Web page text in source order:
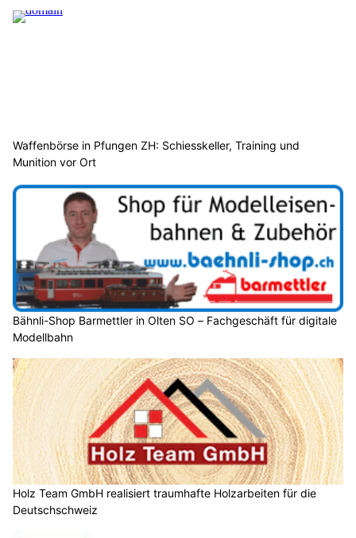
Waffenbörse in Pfungen ZH: Schiesskeller, Training und
Munition vor Ort
Bähnli-Shop Barmettler in Olten SO – Fachgeschäft für digitale
Modellbahn
Holz Team GmbH realisiert traumhafte Holzarbeiten für die
Deutschschweiz